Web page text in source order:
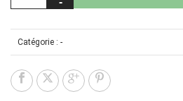
Catégorie : -